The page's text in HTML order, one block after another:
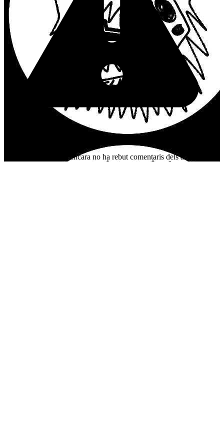
Aquest organitzador encara no ha rebut comentaris dels assistents.